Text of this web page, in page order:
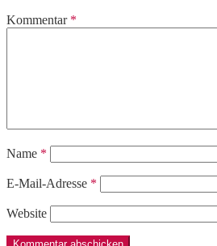
Kommentar *
Name *
E-Mail-Adresse *
Website